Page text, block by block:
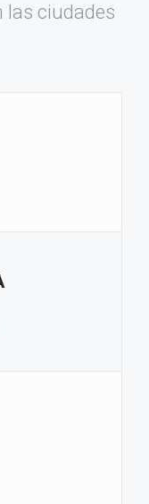
las ciudades